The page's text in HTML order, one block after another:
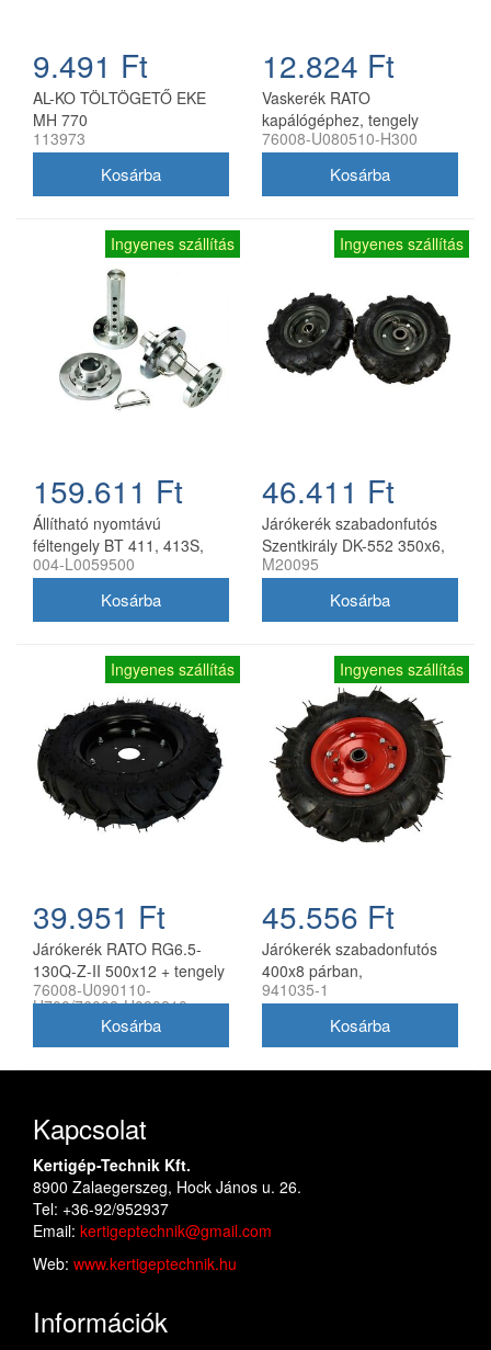
9.491 Ft
AL-KO TÖLTÖGETŐ EKE
MH 770
113973
12.824 Ft
Vaskerék RATO
kapálógéphez, tengely
nélkül
76008-U080510-H300
Ingyenes szállítás
159.611 Ft
Állítható nyomtávú
féltengely BT 411, 413S,
417S kultivátorhoz, Bertolini
004-L0059500
Ingyenes szállítás
46.411 Ft
Járókerék szabadonfutós
Szentkirály DK-552 350x6,
párban
M20095
Ingyenes szállítás
39.951 Ft
Járókerék RATO RG6.5-
130Q-Z-II 500x12 + tengely
készlet (pár)
76008-U090110-
H700/76008-U090210-
Ingyenes szállítás
45.556 Ft
Járókerék szabadonfutós
400x8 párban,
csapágyazott utángyártott
941035-1
Kapcsolat
Kertigép-Technik Kft.
8900 Zalaegerszeg, Hock János u. 26.
Tel: +36-92/952937
Email: kertigeptechnik@gmail.com
Web: www.kertigeptechnik.hu
Információk